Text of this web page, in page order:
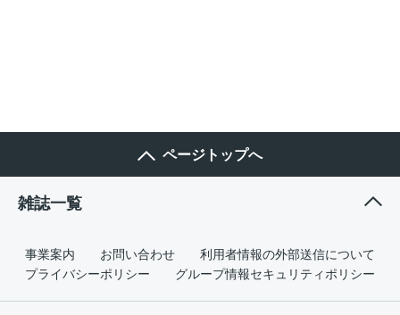
ページトップへ
雑誌一覧
事業案内 お問い合わせ
利用者情報の外部送信について
プライバシーポリシー
グループ情報セキュリティポリシー